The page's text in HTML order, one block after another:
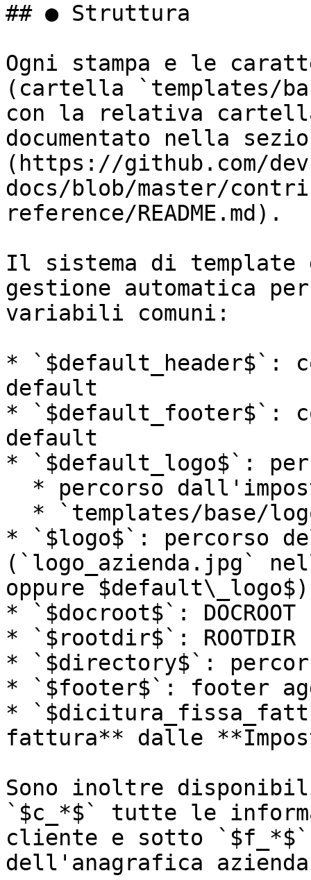
## ● Struttura
Ogni stampa e le
(cartella `templates/
con la relativa
documentato nella
(https://github.com/
docs/blob/master/
reference/README.md).
Il sistema di template
gestione automatica
variabili comuni:
* `$default_header$`:
default
* `$default_footer$`:
default
* `$default_logo$`:
* `$logo$`: percorso
(`logo_azienda.jpg`
oppure $default\_logo$)
* `$docroot$`: DOCROOT
* `$rootdir$`: ROOTDIR
* `$directory$`:
* `$footer$`: footer
*
fattura** dalle
Sono inoltre
`$c_*$` tutte le
cliente e sotto
dell'anagrafica